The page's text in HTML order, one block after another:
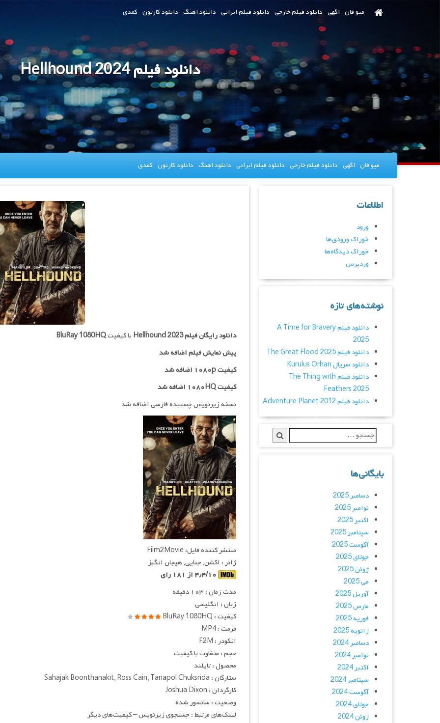
میو فان اگهی دانلود فیلم خارجی دانلود فیلم ایرانی دانلود اهنگ دانلود کارتون کمدی
دانلود فیلم Hellhound 2024
میو فان اگهی دانلود فیلم خارجی دانلود فیلم ایرانی دانلود اهنگ دانلود کارتون کمدی
دانلود رایگان فیلمHellhound 2023 با کیفیتBluRay 1080HQ
پیش نمایش فیلم اضافه شد
کیفیت ۱۰۸۰p اضافه شد
کیفیت ۱۰۸۰HQ اضافه شد
نسخه زیرنویس چسبیده فارسی اضافه شد
منتشر کننده فایل: Film2Movie
ژانر : اکشن, جنایی, هیجان انگیز
مدت زمان : ۱۰۳ دقیقه
زبان : انگلیسی
کیفیت : BluRay 1080HQ
فرمت : MP4
انکودر : F2M
حجم : متفاوت با کیفیت
محصول : تایلند
ستارگان : Sahajak Boonthanakit, Ross Cain, Tanapol Chuksrida
کارگردان : Joshua Dixon
وضعیت : سانسور شده
لینک‌های مرتبط : جستجوی زیرنویس – کیفیت‌های دیگر
اطلاعات
ورود
خوراک ورودی‌ها
خوراک دیدگاه‌ها
وردپرس
نوشته‌های تازه
دانلود فیلم A Time for Bravery
2025
دانلود فیلم The Great Flood 2025
دانلود سریال Kurulus Orhan
دانلود فیلم The Thing with
Feathers 2025
دانلود فیلم Adventure Planet 2012
بایگانی‌ها
دسامبر 2025
نوامبر 2025
اکتبر 2025
سپتامبر 2025
آگوست 2025
جولای 2025
ژوئن 2025
می 2025
آوریل 2025
مارس 2025
فوریه 2025
ژانویه 2025
دسامبر 2024
نوامبر 2024
اکتبر 2024
سپتامبر 2024
آگوست 2024
جولای 2024
ژوئن 2024